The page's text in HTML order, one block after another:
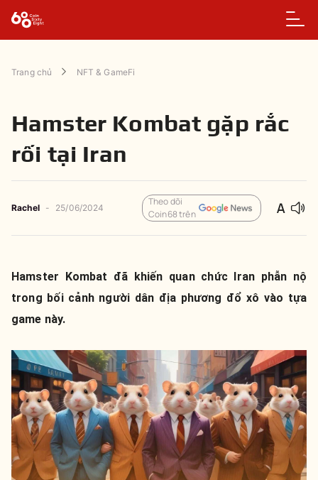
Trang chủ NFT & GameFi
Hamster Kombat gặp rắc
rối tại Iran
Rachel - 25/06/2024
Theo dõi
Coin68 trên
Hamster Kombat đã khiến quan chức Iran phẫn nộ
trong bối cảnh người dân địa phương đổ xô vào tựa
game này.